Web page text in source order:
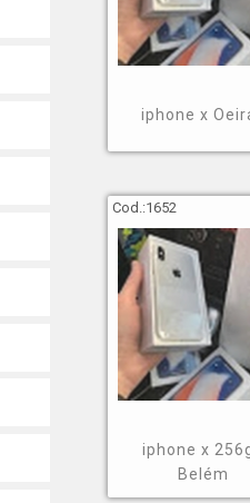
Dado o exposto,
de
Saiba que através
segmento.
contato!
iphone x
Cod.:1652
iphone x
Belém